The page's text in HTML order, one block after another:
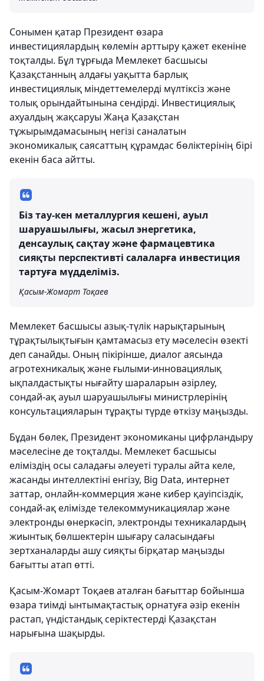
Сонымен қатар Президент өзара
инвестициялардың көлемін арттыру қажет екеніне
тоқталды. Бұл тұрғыда Мемлекет басшысы
Қазақстанның алдағы уақытта барлық
инвестициялық міндеттемелерді мүлтіксіз және
толық орындайтынына сендірді. Инвестициялық
ахуалдың жақсаруы Жаңа Қазақстан
тұжырымдамасының негізі саналатын
экономикалық саясаттың құрамдас бөліктерінің бірі
екенін баса айтты.
Біз тау-кен металлургия кешені, ауыл
шаруашылығы, жасыл энергетика,
денсаулық сақтау және фармацевтика
сияқты перспективті салаларға инвестиция
тартуға мүдделіміз.
Қасым-Жомарт Тоқаев
Мемлекет басшысы азық-түлік нарықтарының
тұрақтылықтығын қамтамасыз ету мәселесін өзекті
деп санайды. Оның пікірінше, диалог аясында
агротехникалық және ғылыми-инновациялық
ықпалдастықты нығайту шараларын әзірлеу,
сондай-ақ ауыл шаруашылығы министрлерінің
консультацияларын тұрақты түрде өткізу маңызды.
Бұдан бөлек, Президент экономиканы цифрландыру
мәселесіне де тоқталды. Мемлекет басшысы
еліміздің осы саладағы әлеуеті туралы айта келе,
жасанды интеллектіні енгізу, Big Data, интернет
заттар, онлайн-коммерция және кибер қауіпсіздік,
сондай-ақ елімізде телекоммуникациялар және
электронды өнеркәсіп, электронды техникалардың
жиынтық бөлшектерін шығару саласындағы
зертханаларды ашу сияқты бірқатар маңызды
бағытты атап өтті.
Қасым-Жомарт Тоқаев аталған бағыттар бойынша
өзара тиімді ынтымақтастық орнатуға әзір екенін
растап, үндістандық серіктестерді Қазақстан
нарығына шақырды.